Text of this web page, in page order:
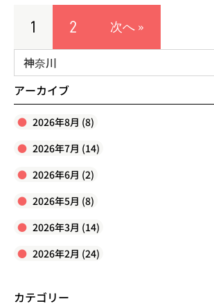
1 2 次へ »
アーカイブ
2026年8月 (8)
2026年7月 (14)
2026年6月 (2)
2026年5月 (8)
2026年3月 (14)
2026年2月 (24)
カテゴリー